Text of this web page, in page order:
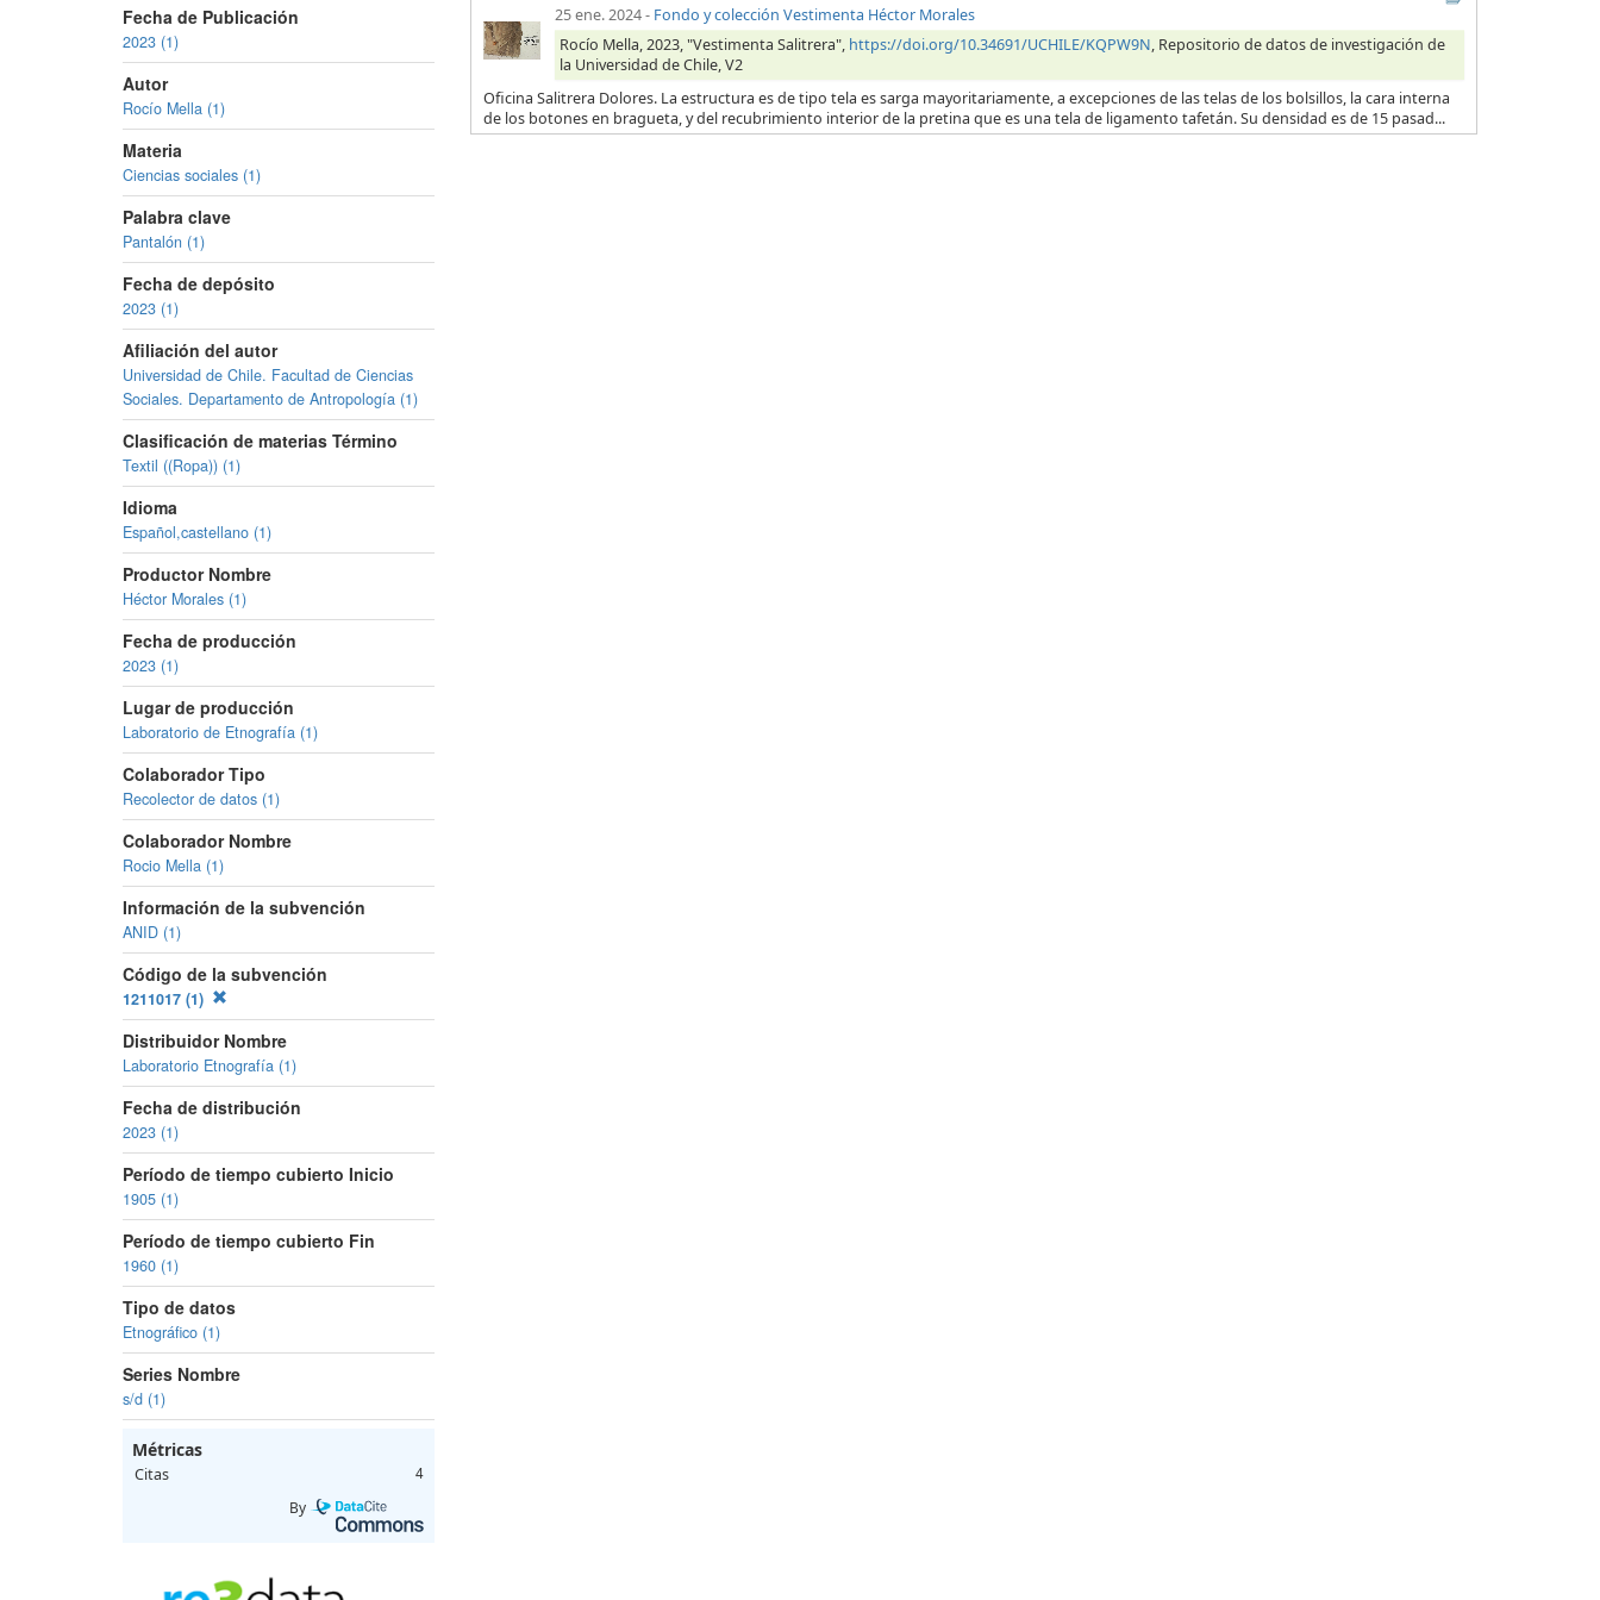
Fecha de Publicación
2023 (1)
Autor
Rocío Mella (1)
Materia
Ciencias sociales (1)
Palabra clave
Pantalón (1)
Fecha de depósito
2023 (1)
Afiliación del autor
Universidad de Chile. Facultad de Ciencias
Sociales. Departamento de Antropología (1)
Clasificación de materias Término
Textil ((Ropa)) (1)
Idioma
Español,castellano (1)
Productor Nombre
Héctor Morales (1)
Fecha de producción
2023 (1)
Lugar de producción
Laboratorio de Etnografía (1)
Colaborador Tipo
Recolector de datos (1)
Colaborador Nombre
Rocio Mella (1)
Información de la subvención
ANID (1)
Código de la subvención
1211017 (1)
Distribuidor Nombre
Laboratorio Etnografía (1)
Fecha de distribución
2023 (1)
Período de tiempo cubierto Inicio
1905 (1)
Período de tiempo cubierto Fin
1960 (1)
Tipo de datos
Etnográfico (1)
Series Nombre
s/d (1)
Métricas
Citas 4
By
25 ene. 2024- Fondo y colección Vestimenta Héctor Morales
Rocío Mella, 2023, "Vestimenta Salitrera", https://doi.org/10.34691/UCHILE/KQPW9N, Repositorio de datos de investigación de
la Universidad de Chile, V2
Oficina Salitrera Dolores. La estructura es de tipo tela es sarga mayoritariamente, a excepciones de las telas de los bolsillos, la cara interna
de los botones en bragueta, y del recubrimiento interior de la pretina que es una tela de ligamento tafetán. Su densidad es de 15 pasad...